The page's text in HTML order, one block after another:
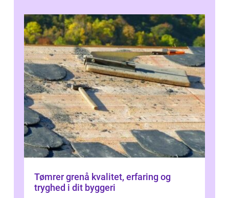
Tømrer grenå kvalitet, erfaring og
tryghed i dit byggeri